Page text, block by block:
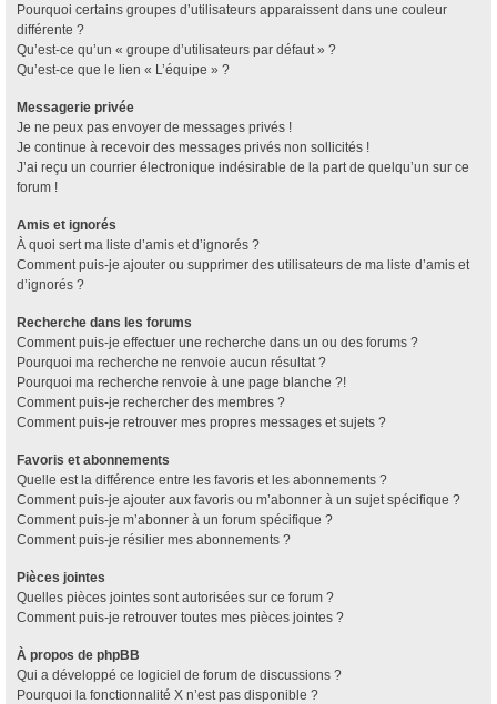
Pourquoi certains groupes d’utilisateurs apparaissent dans une couleur
différente ?
Qu’est-ce qu’un « groupe d’utilisateurs par défaut » ?
Qu’est-ce que le lien « L’équipe » ?
Messagerie privée
Je ne peux pas envoyer de messages privés !
Je continue à recevoir des messages privés non sollicités !
J’ai reçu un courrier électronique indésirable de la part de quelqu’un sur ce
forum !
Amis et ignorés
À quoi sert ma liste d’amis et d’ignorés ?
Comment puis-je ajouter ou supprimer des utilisateurs de ma liste d’amis et
d’ignorés ?
Recherche dans les forums
Comment puis-je effectuer une recherche dans un ou des forums ?
Pourquoi ma recherche ne renvoie aucun résultat ?
Pourquoi ma recherche renvoie à une page blanche ?!
Comment puis-je rechercher des membres ?
Comment puis-je retrouver mes propres messages et sujets ?
Favoris et abonnements
Quelle est la différence entre les favoris et les abonnements ?
Comment puis-je ajouter aux favoris ou m’abonner à un sujet spécifique ?
Comment puis-je m’abonner à un forum spécifique ?
Comment puis-je résilier mes abonnements ?
Pièces jointes
Quelles pièces jointes sont autorisées sur ce forum ?
Comment puis-je retrouver toutes mes pièces jointes ?
À propos de phpBB
Qui a développé ce logiciel de forum de discussions ?
Pourquoi la fonctionnalité X n’est pas disponible ?